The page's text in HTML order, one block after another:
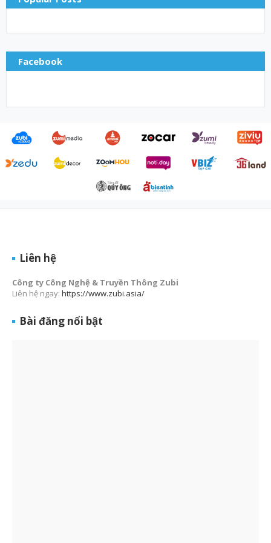
Facebook
Liên hệ
Công ty Công Nghệ & Truyền Thông Zubi
Liên hệ ngay: https://www.zubi.asia/
Bài đăng nổi bật